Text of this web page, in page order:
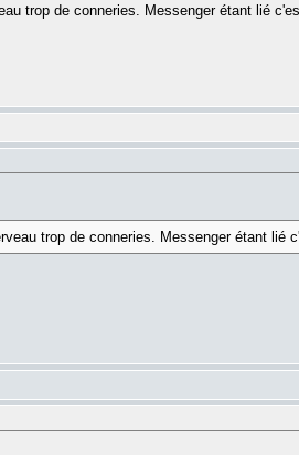
trop de conneries. Messenger étant lié
trop de conneries. Messenger étant lié